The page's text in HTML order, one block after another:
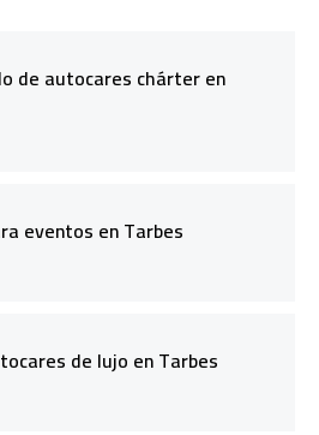
de autocares chárter en
eventos en Tarbes
de lujo en Tarbes